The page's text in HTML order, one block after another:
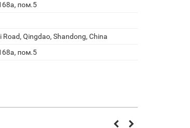
пом.5
Qingdao, Shandong, China
пом.5